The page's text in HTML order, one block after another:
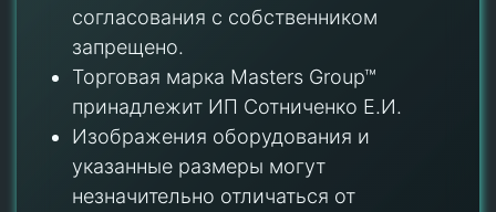
согласования с собственником
запрещено.
Торговая марка Masters Group™
принадлежит ИП Сотниченко Е.И.
Изображения оборудования и
указанные размеры могут
незначительно отличаться от